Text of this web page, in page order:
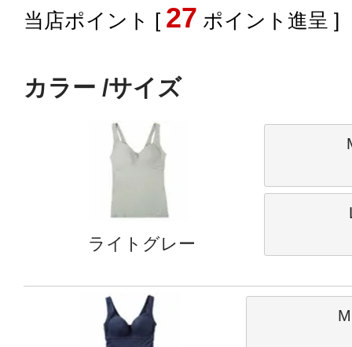
[ 27 ポイント進呈 ]
カラー サイズ
ライトグレー